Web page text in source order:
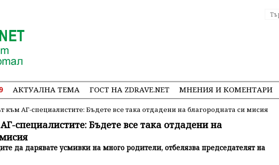
АКТУАЛНА ТЕМА ГОСТ НА ZDRAVE.NET МНЕНИЯ И КОМЕНТАРИ
към АГ-специалистите: Бъдете все така отдадени на благородната си мисия
специалистите: Бъдете все така отдадени на
да дарявате усмивки на много родители, отбелязва председателят на